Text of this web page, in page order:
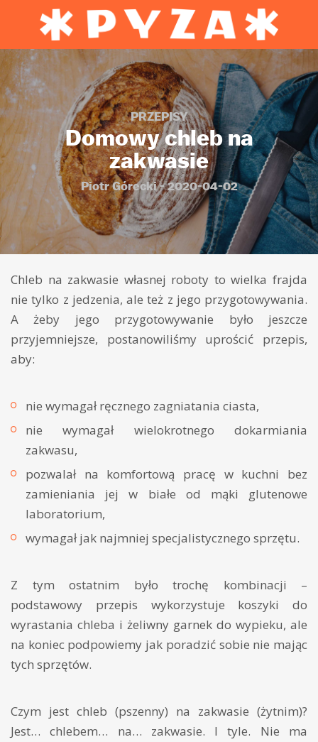
PRZEPISY
Domowy chleb na
zakwasie
Piotr Górecki - 2020-04-02
Chleb na zakwasie własnej roboty to wielka frajda
nie tylko z jedzenia, ale też z jego przygotowywania.
A żeby jego przygotowywanie było jeszcze
przyjemniejsze, postanowiliśmy uprościć przepis,
aby:
nie wymagał ręcznego zagniatania ciasta,
nie wymagał wielokrotnego dokarmiania
zakwasu,
pozwalał na komfortową pracę w kuchni bez
zamieniania jej w białe od mąki glutenowe
laboratorium,
wymagał jak najmniej specjalistycznego sprzętu.
Z tym ostatnim było trochę kombinacji –
podstawowy przepis wykorzystuje koszyki do
wyrastania chleba i żeliwny garnek do wypieku, ale
na koniec podpowiemy jak poradzić sobie nie mając
tych sprzętów.
Czym jest chleb (pszenny) na zakwasie (żytnim)?
Jest… chlebem… na… zakwasie. I tyle. Nie ma